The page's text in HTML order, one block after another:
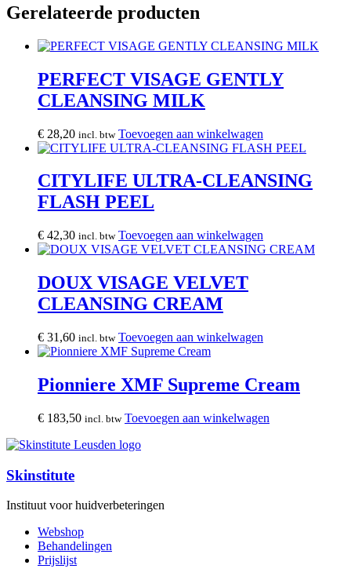
Gerelateerde producten
PERFECT VISAGE GENTLY
CLEANSING MILK
€ 28,20 incl. btw Toevoegen aan winkelwagen
CITYLIFE ULTRA-CLEANSING
FLASH PEEL
€ 42,30 incl. btw Toevoegen aan winkelwagen
DOUX VISAGE VELVET
CLEANSING CREAM
€ 31,60 incl. btw Toevoegen aan winkelwagen
Pionniere XMF Supreme Cream
€ 183,50 incl. btw Toevoegen aan winkelwagen
Skinstitute
Instituut voor huidverbeteringen
Webshop
Behandelingen
Prijslijst